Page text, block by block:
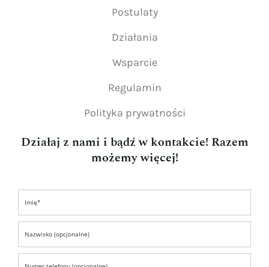
Postulaty
Działania
Wsparcie
Regulamin
Polityka prywatności
Działaj z nami i bądź w kontakcie! Razem
możemy więcej!